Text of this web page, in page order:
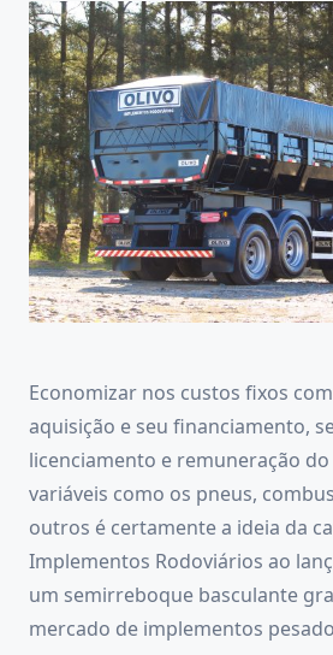
Economizar nos custos fixos
aquisição e seu financiamento,
licenciamento e remuneração
variáveis como os pneus,
outros é certamente a ideia da
Implementos Rodoviários ao
um semirreboque basculante
mercado de implementos